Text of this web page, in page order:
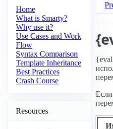
Home
What is Smarty?
Why use it?
Use Cases and Work
Flow
Syntax Comparison
Template Inheritance
Best Practices
Crash Course
Resources
Если